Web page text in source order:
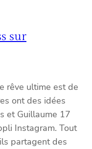
sur
rêve ultime est de
ont des idées
et Guillaume 17
Instagram. Tout
partagent des